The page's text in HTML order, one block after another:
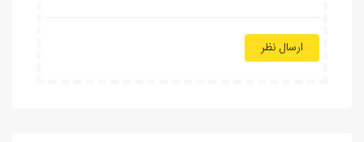
ارسال نظر